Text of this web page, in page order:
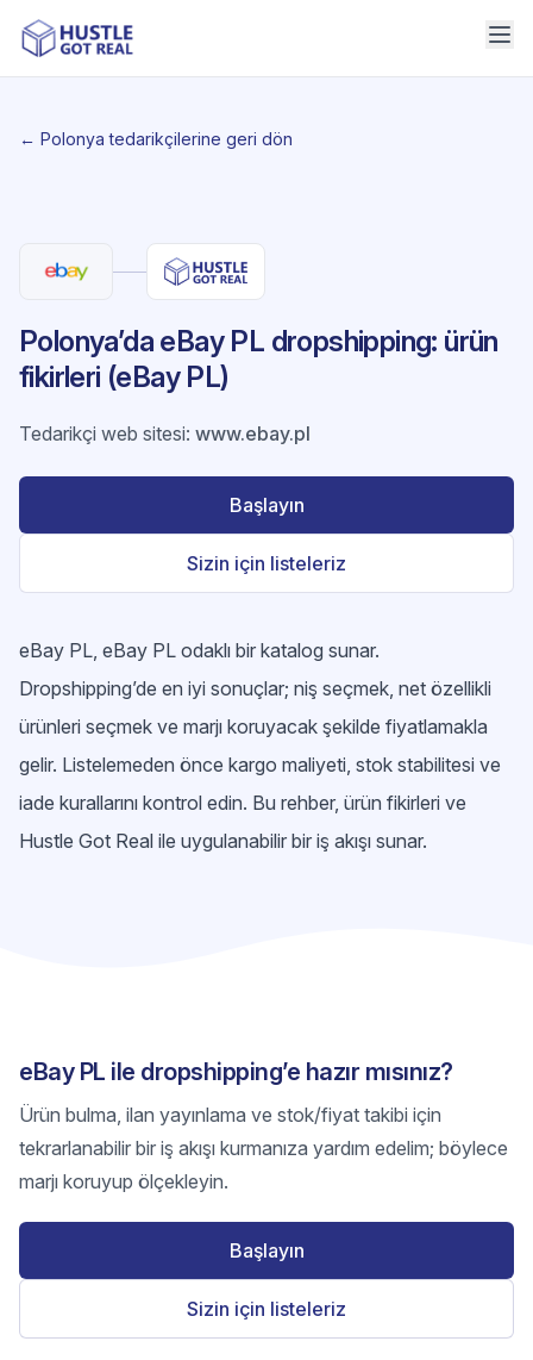
← Polonya tedarikçilerine geri dön
Polonya’da eBay PL dropshipping: ürün
fikirleri (eBay PL)
Tedarikçi web sitesi: www.ebay.pl
Başlayın
Sizin için listeleriz
eBay PL, eBay PL odaklı bir katalog sunar.
Dropshipping’de en iyi sonuçlar; niş seçmek, net özellikli
ürünleri seçmek ve marjı koruyacak şekilde fiyatlamakla
gelir. Listelemeden önce kargo maliyeti, stok stabilitesi ve
iade kurallarını kontrol edin. Bu rehber, ürün fikirleri ve
Hustle Got Real ile uygulanabilir bir iş akışı sunar.
eBay PL ile dropshipping’e hazır mısınız?
Ürün bulma, ilan yayınlama ve stok/fiyat takibi için
tekrarlanabilir bir iş akışı kurmanıza yardım edelim; böylece
marjı koruyup ölçekleyin.
Başlayın
Sizin için listeleriz